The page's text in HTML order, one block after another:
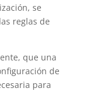
se
reglas de
que una
de
para